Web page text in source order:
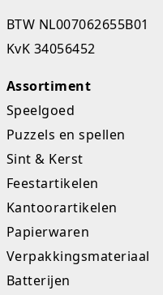
BTW NL007062655B01
KvK 34056452
Assortiment
Speelgoed
Puzzels en spellen
Sint & Kerst
Feestartikelen
Kantoorartikelen
Papierwaren
Verpakkingsmateriaal
Batterijen
Spaarpotten
Speelfiguren en sets
Spidey
Stitch
Studio Circus
Unicorns
Winkel, keuken en huis
Woezel en Pip